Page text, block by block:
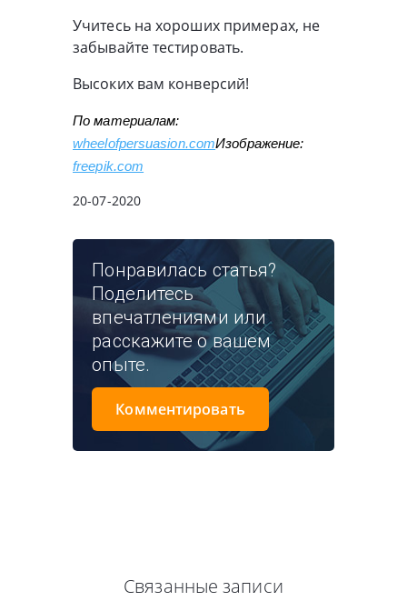
Учитесь на хороших примерах, не
забывайте тестировать.
Высоких вам конверсий!
wheelofpersuasion.com
freepik.com
20-07-2020
Понравилась статья?
Поделитесь
впечатлениями или
расскажите о вашем
опыте.
Комментировать
Связанные записи